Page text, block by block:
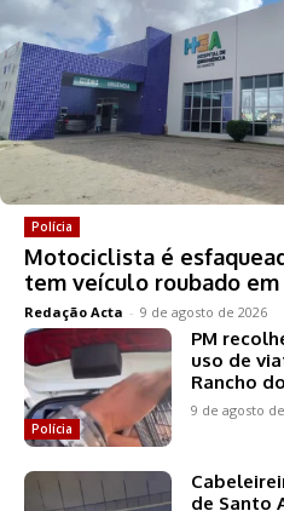
Polícia
Motociclista é
tem veículo roubado em
Redação Acta - 9 de agosto de 2026
Polícia
PM
uso de
Rancho
9 de agosto
de Santo